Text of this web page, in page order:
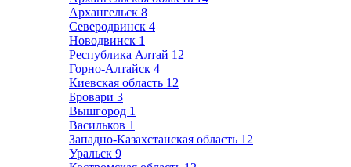
Архангельск 8
Северодвинск 4
Новодвинск 1
Республика Алтай 12
Горно-Алтайск 4
Киевская область 12
Бровари 3
Вышгород 1
Васильков 1
Западно-Казахстанская область 12
Уральск 9